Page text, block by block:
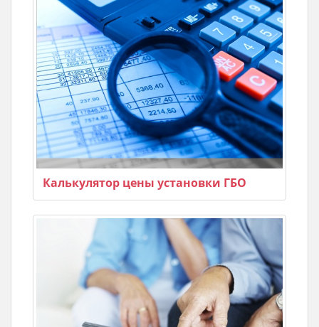
Калькулятор цены установки ГБО